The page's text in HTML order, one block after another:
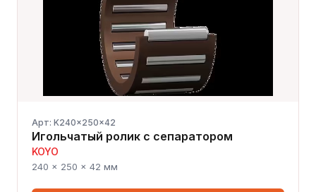
Арт: K240x250x42
Игольчатый ролик с сепаратором
KOYO
240 × 250 × 42 мм